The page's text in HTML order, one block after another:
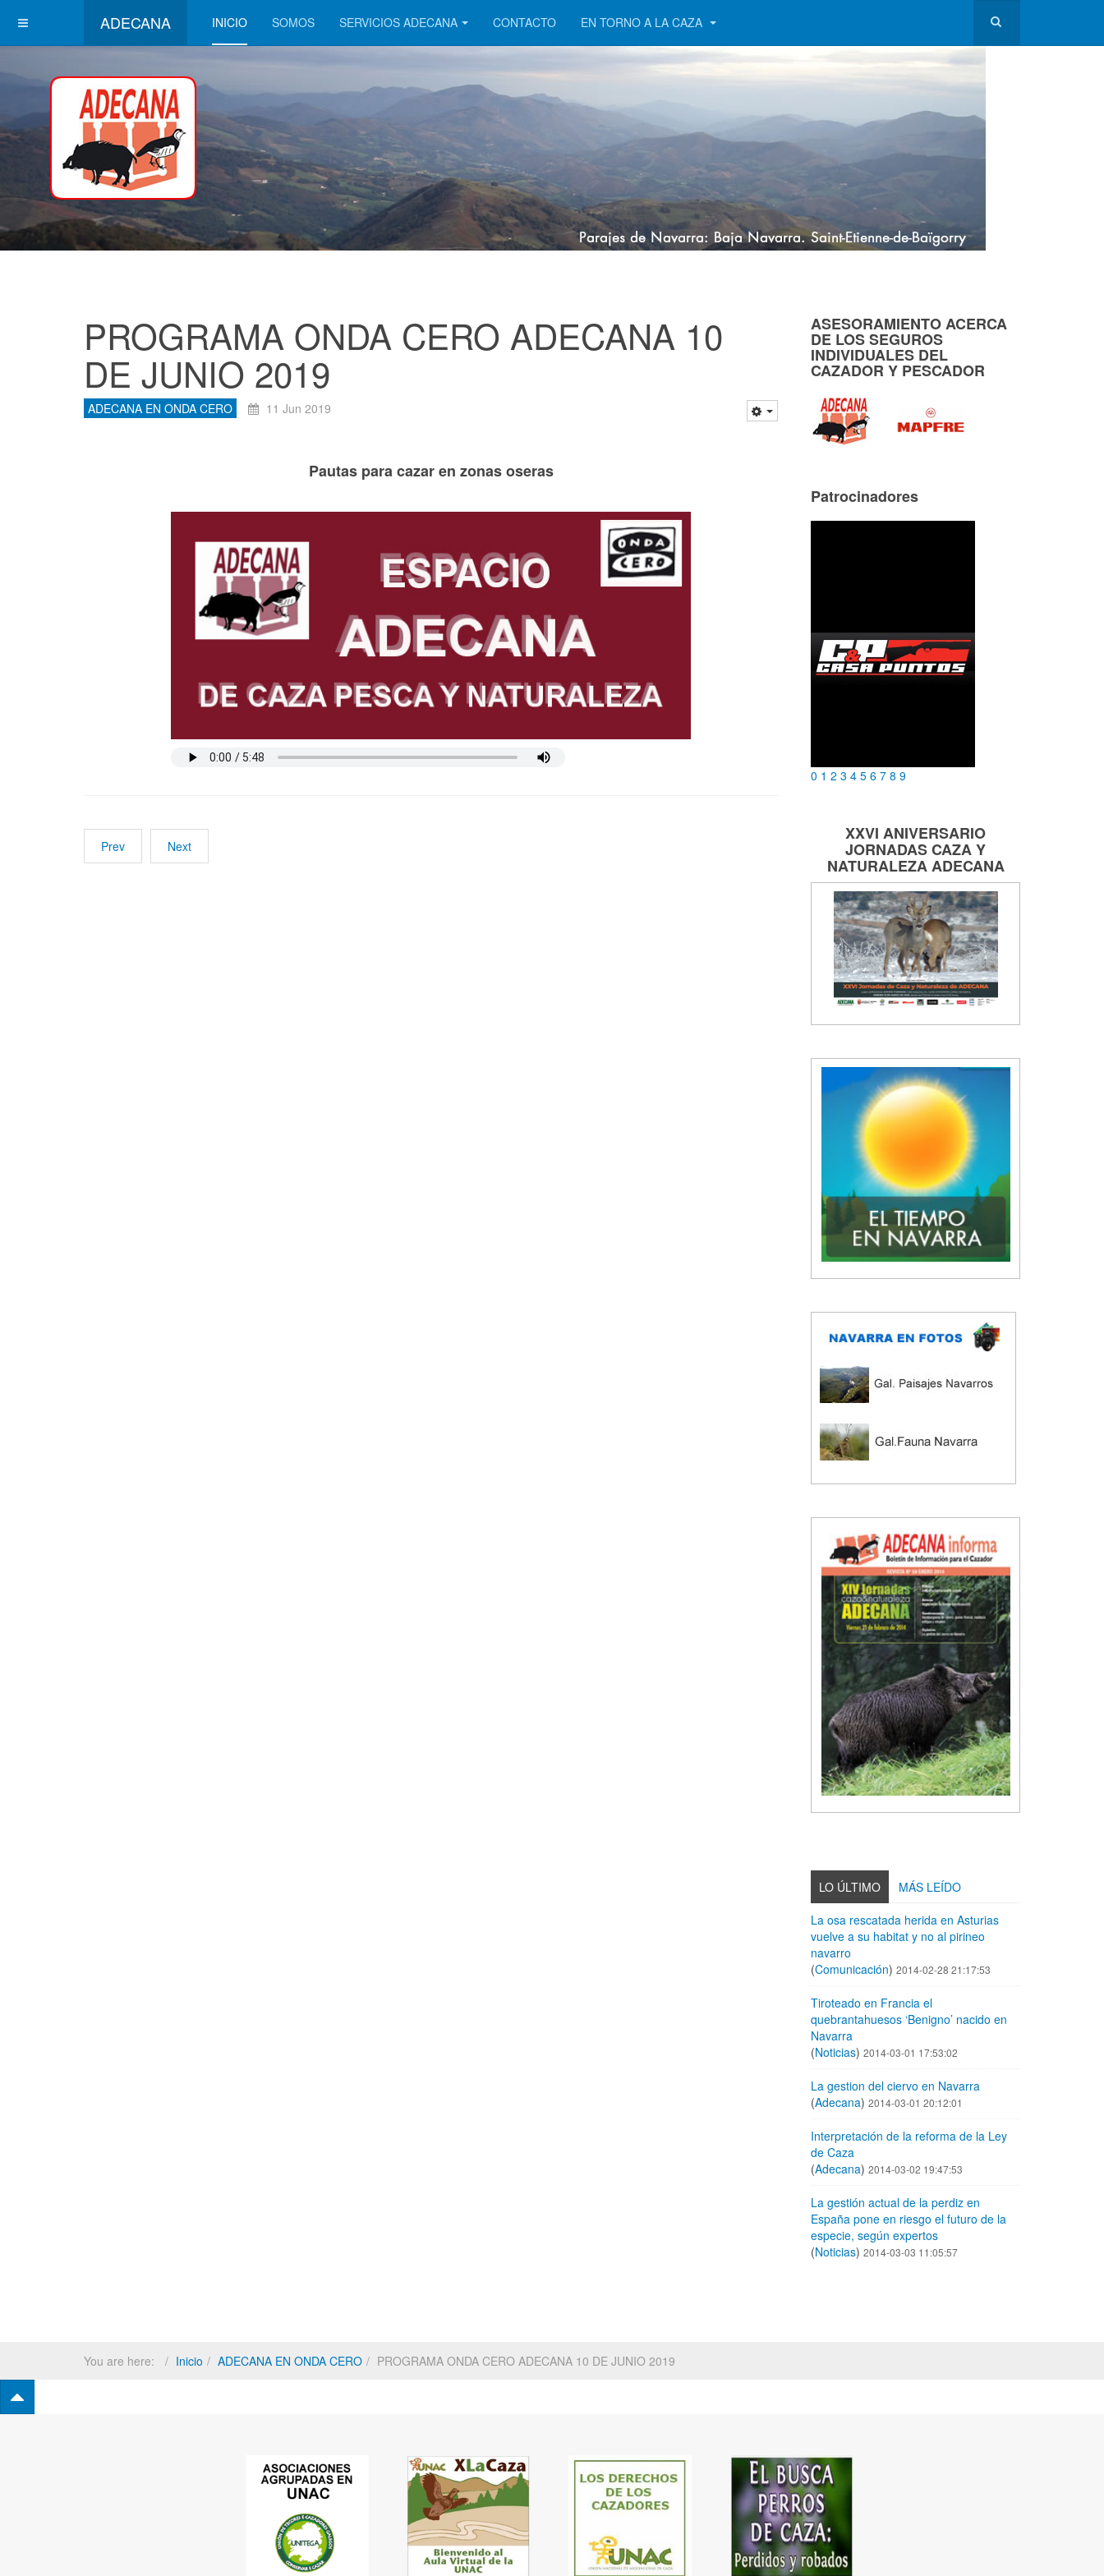
ADECANA INICIO SOMOS SERVICIOS ADECANA CONTACTO EN TORNO A LA CAZA
PROGRAMA ONDA CERO ADECANA 10
DE JUNIO 2019
ADECANA EN ONDA CERO 11 Jun 2019
Pautas para cazar en zonas oseras
Prev Next
ASESORAMIENTO ACERCA
DE LOS SEGUROS
INDIVIDUALES DEL
CAZADOR Y PESCADOR
Patrocinadores
0 1 2 3 4 5 6 7 8 9
XXVI ANIVERSARIO
JORNADASCAZA Y
NATURALEZAADECANA
LO ÚLTIMO
MÁS LEÍDO
La osa rescatada herida en Asturias
vuelve a su habitat y no al pirineo
navarro
(Comunicación) 2014-02-28 21:17:53
Tiroteado en Francia el
quebrantahuesos ‘Benigno’ nacido en
Navarra
(Noticias) 2014-03-01 17:53:02
La gestion del ciervo en Navarra
(Adecana) 2014-03-01 20:12:01
Interpretación de la reforma de la Ley
de Caza
(Adecana) 2014-03-02 19:47:53
La gestión actual de la perdiz en
España pone en riesgo el futuro de la
especie, según expertos
(Noticias) 2014-03-03 11:05:57
You are here: Inicio ADECANA EN ONDA CERO PROGRAMA ONDA CERO ADECANA 10 DE JUNIO 2019